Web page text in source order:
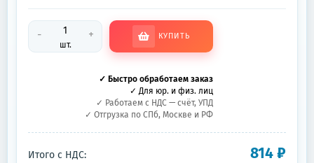
-
шт.
+ КУПИТЬ
✓ Быстро обработаем заказ
✓ Для юр. и физ. лиц
✓ Работаем с НДС — счёт, УПД
✓ Отгрузка по СПб, Москве и РФ
Итого с НДС: 814₽